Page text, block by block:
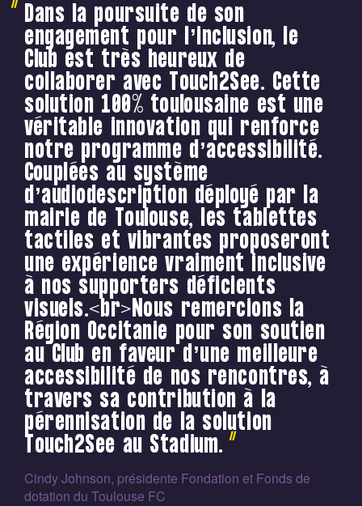
Dans la poursuite de son
engagement pour l’inclusion, le
Club est très heureux de
collaborer avec Touch2See. Cette
solution 100% toulousaine est une
véritable innovation qui renforce
notre programme d’accessibilité.
Couplées au système
d’audiodescription déployé par la
mairie de Toulouse, les tablettes
tactiles et vibrantes proposeront
une expérience vraiment inclusive
à nos supporters déficients
visuels.<br>Nous remercions la
Région Occitanie pour son soutien
au Club en faveur d’une meilleure
accessibilité de nos rencontres, à
travers sa contribution à la
pérennisation de la solution
Touch2See au Stadium.
Cindy Johnson, présidente Fondation et Fonds de
dotation du Toulouse FC